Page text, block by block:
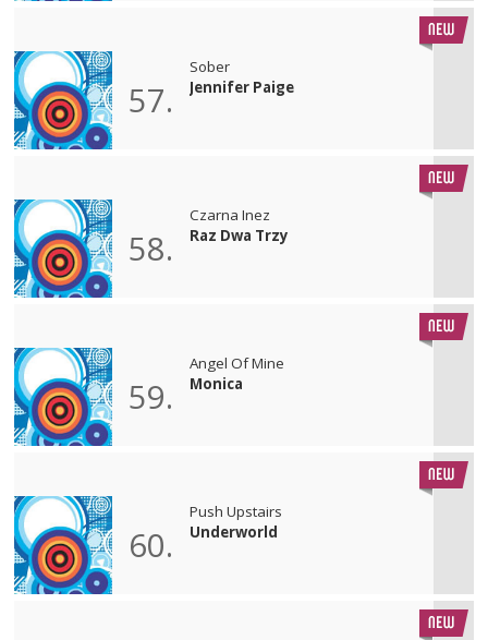
57.
Sober
Jennifer Paige
58.
Czarna Inez
Raz Dwa Trzy
59.
Angel Of Mine
Monica
60.
Push Upstairs
Underworld